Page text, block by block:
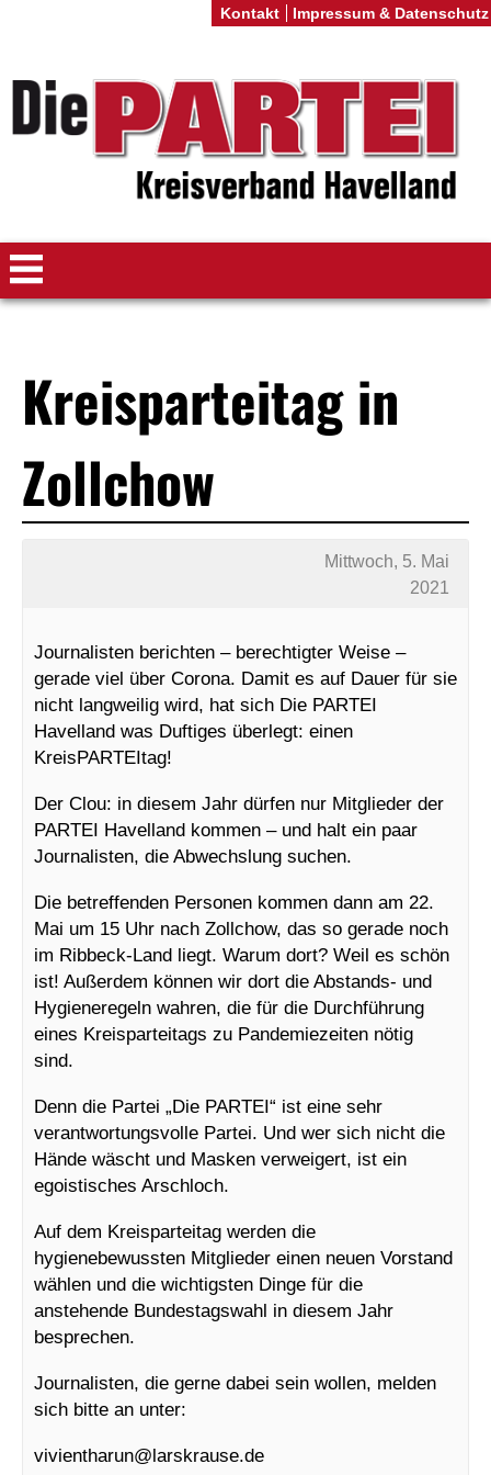
Kreisparteitag in
Zollchow
Mittwoch, 5. Mai
2021
Journalisten berichten – berechtigter Weise –
gerade viel über Corona. Damit es auf Dauer für sie
nicht langweilig wird, hat sich Die PARTEI
Havelland was Duftiges überlegt: einen
KreisPARTEItag!
Der Clou: in diesem Jahr dürfen nur Mitglieder der
PARTEI Havelland kommen – und halt ein paar
Journalisten, die Abwechslung suchen.
Die betreffenden Personen kommen dann am 22.
Mai um 15 Uhr nach Zollchow, das so gerade noch
im Ribbeck-Land liegt. Warum dort? Weil es schön
ist! Außerdem können wir dort die Abstands- und
Hygieneregeln wahren, die für die Durchführung
eines Kreisparteitags zu Pandemiezeiten nötig
sind.
Denn die Partei „Die PARTEI“ ist eine sehr
verantwortungsvolle Partei. Und wer sich nicht die
Hände wäscht und Masken verweigert, ist ein
egoistisches Arschloch.
Auf dem Kreisparteitag werden die
hygienebewussten Mitglieder einen neuen Vorstand
wählen und die wichtigsten Dinge für die
anstehende Bundestagswahl in diesem Jahr
besprechen.
Journalisten, die gerne dabei sein wollen, melden
sich bitte an unter:
vivientharun@larskrause.de
Kontakt Impressum & Datenschutz